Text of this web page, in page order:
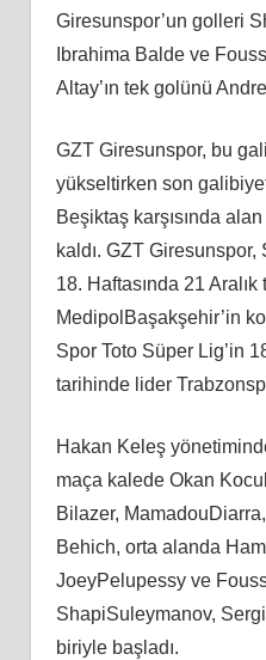
Giresunspor’un golleri
Ibrahima Balde ve
Altay’ın tek golünü
GZT Giresunspor, bu
yükseltirken son
Beşiktaş karşısında
kaldı. GZT Giresunspor,
18. Haftasında 21
MedipolBaşakşehir’in
Spor Toto Süper Lig’in
tarihinde lider
Hakan Keleş
maça kalede Okan
Bilazer,
Behich, orta alanda
JoeyPelupessy ve
ShapiSuleymanov,
biriyle başladı.